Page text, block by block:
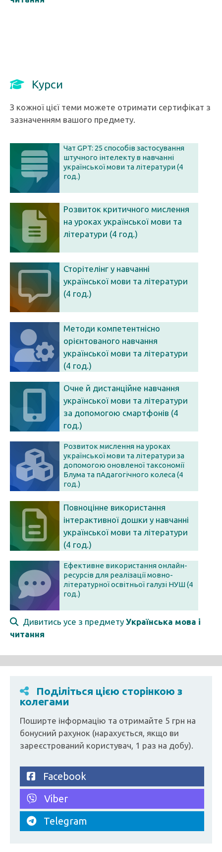
Курси
З кожної цієї теми можете отримати сертифікат з
зазначенням вашого предмету.
Чат GPT: 25 способів застосування
штучного інтелекту в навчанні
української мови та літератури (4
год.)
Розвиток критичного мислення
на уроках української мови та
літератури (4 год.)
Сторітелінг у навчанні
української мови та літератури
(4 год.)
Методи компетентнісно
орієнтованого навчання
української мови та літератури
(4 год.)
Очне й дистанційне навчання
української мови та літератури
за допомогою смартфонів (4
год.)
Розвиток мислення на уроках
української мови та літератури за
допомогою оновленої таксономії
Блума та пАдагогічного колеса (4
год.)
Повноцінне використання
інтерактивної дошки у навчанні
української мови та літератури
(4 год.)
Ефективне використання онлайн-
ресурсів для реалізації мовно-
літературної освітньої галузі НУШ (4
год.)
Дивитись усе з предмету Українська мова і
читання
Поділіться цією сторінкою з
колегами
Поширте інформацію та отримайте 5 грн на
бонусний рахунок (нарахується, якщо ви
зареєстрований користувач, 1 раз на добу).
Facebook
Viber
Telegram